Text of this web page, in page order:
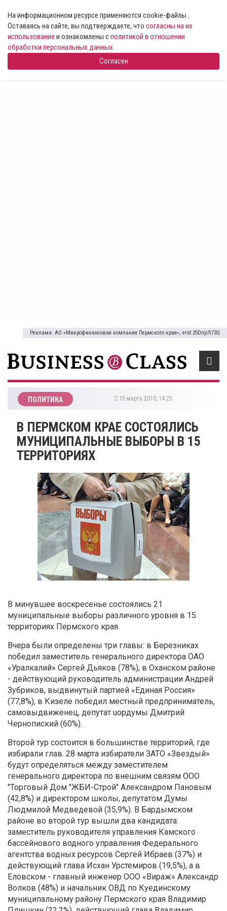
На информационном ресурсе применяются cookie-файлы .
Оставаясь на сайте, вы подтверждаете, что согласны на их
использование и ознакомлены сполитикой в отношении
обработки персональных данных
Согласен
Реклама: АО «Микрофинансовая компания Пермского края», erid:2SDnjcfi73Q
ПОЛИТИКА 15 марта 2010, 14:25
В ПЕРМСКОМ КРАЕ СОСТОЯЛИСЬ
МУНИЦИПАЛЬНЫЕ ВЫБОРЫ В 15
ТЕРРИТОРИЯХ
В минувшее воскресенье состоялись 21
муниципальные выборы различного уровня в 15
территориях Пермского края.
Вчера были определены три главы: в Березниках
победил заместитель генерального директора ОАО
«Уралкалий» Сергей Дьяков (78%), в Оханском районе
- действующий руководитель администрации Андрей
Зубриков, выдвинутый партией «Единая Россия»
(77,8%), в Кизеле победил местный предприниматель,
самовыдвиженец, депутат uордумы Дмитрий
Чернопиский (60%).
Второй тур состоится в большинстве территорий, где
избирали глав. 28 марта избиратели ЗАТО «Звездый»
будут определяться между заместителем
генерального директора по внешним связям ООО
"Торговый Дом "ЖБИ-Строй" Александром Пановым
(42,8%) и директором школы, депутатом Думы
Людмилой Медведевой (35,9%). В Бардымском
районе во второй тур вышли два кандидата:
заместитель руководителя управления Камского
бассейнового водного управления Федерального
агентства водных ресурсов Сергей Ибраев (37%) и
действующий глава Исхан Урстемиров (19,5%), а в
Еловском - главный инженер ООО «Вираж» Александр
Волков (48%) и начальник ОВД по Куединскому
муниципальному району Пермского края Владимир